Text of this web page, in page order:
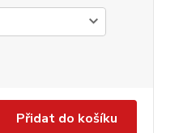
Přidat do košíku